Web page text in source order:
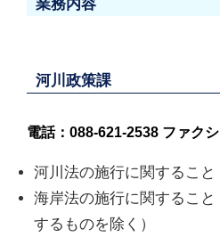
業務内容
河川政策課
電話：088-621-2538 ファク
河川法の施行に関すること
海岸法の施行に関するこ
するものを除く）